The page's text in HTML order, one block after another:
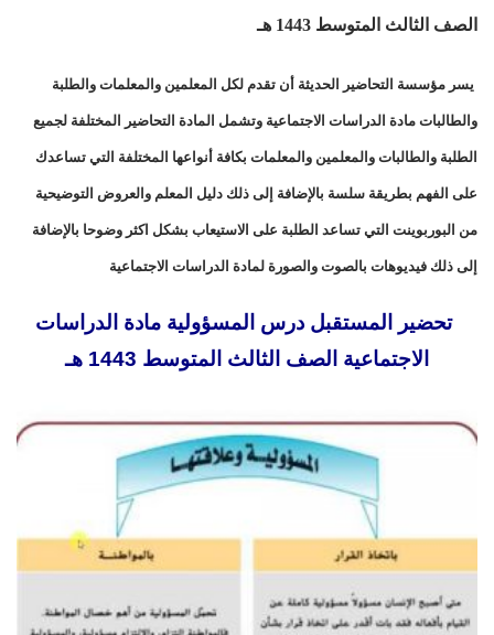
الصف الثالث المتوسط 1443 هـ
يسر مؤسسة التحاضير الحديثة أن تقدم لكل المعلمين والمعلمات والطلبة
والطالبات مادة الدراسات الاجتماعية وتشمل المادة التحاضير المختلفة لجميع
الطلبة والطالبات والمعلمين والمعلمات بكافة أنواعها المختلفة التي تساعدك
على الفهم بطريقة سلسة بالإضافة إلى ذلك دليل المعلم والعروض التوضيحية
من البوربوينت التي تساعد الطلبة على الاستيعاب بشكل اكثر وضوحا بالإضافة
إلى ذلك فيديوهات بالصوت والصورة لمادة الدراسات الاجتماعية
تحضير المستقبل درس المسؤولية مادة الدراسات
الاجتماعية الصف الثالث المتوسط 1443 هـ